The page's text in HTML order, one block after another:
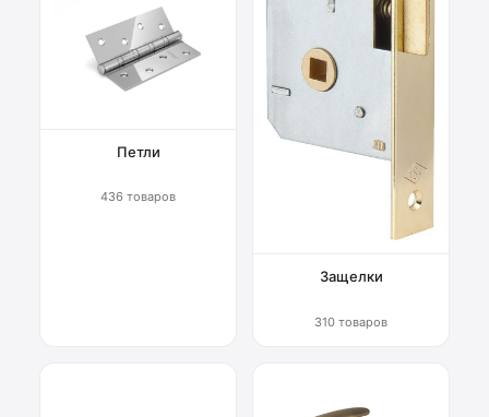
Петли
436 товаров
Защелки
310 товаров